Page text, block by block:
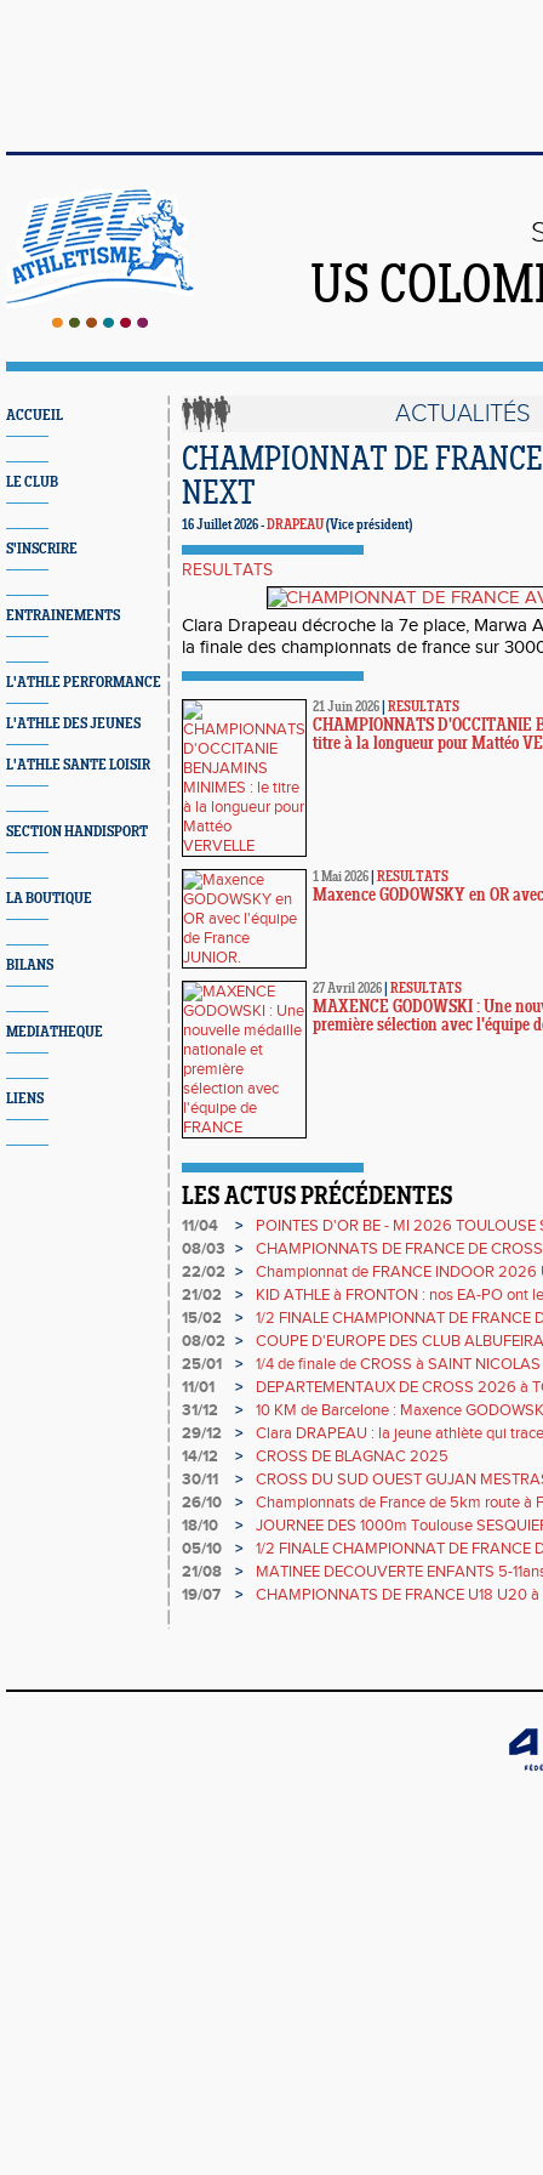
US
ACCUEIL
LE CLUB
S'INSCRIRE
ENTRAINEMENTS
L'ATHLE PERFORMANCE
L'ATHLE DES JEUNES
L'ATHLE SANTE LOISIR
SECTION HANDISPORT
LA BOUTIQUE
BILANS
MEDIATHEQUE
LIENS
ACTUALITÉS
CHAMPIONNAT DE
NEXT
16 Juillet 2026 -DRAPEAU(Vice président)
RESULTATS
Clara Drapeau décroche la 7e place, Marwa
la finale des championnats de france sur
21 Juin 2026 RESULTATS
CHAMPIONNATS D'OCCITANIE
titre à la longueur pour Mattéo
1 Mai 2026 RESULTATS
Maxence GODOWSKY en OR
27 Avril 2026 RESULTATS
MAXENCE GODOWSKI : Une
première sélection avec l'équipe
LES ACTUS PRÉCÉDENTES
11/04 >
POINTES D'OR BE - MI 2026 TOULOUSE
08/03 >
CHAMPIONNATS DE FRANCE DE
22/02 >
Championnat de FRANCE INDOOR 2026
21/02
>
KID ATHLE à FRONTON : nos EA-PO ont
15/02
>
1/2 FINALE CHAMPIONNAT DE FRANCE
08/02 >
COUPE D'EUROPE DES CLUB
par équipe avec le GTA
25/01 >
1/4 de finale de CROSS à SAINT
11/01
>
DEPARTEMENTAUX DE CROSS 2026 à
31/12
>
10 KM de Barcelone : Maxence
29/12
>
Clara DRAPEAU : la jeune athlète qui
14/12
>
CROSS DE BLAGNAC 2025
30/11
>
CROSS DU SUD OUEST GUJAN
26/10
>
Championnats de France de 5km route à
Clara DRAPEAU
18/10 >
JOURNEE DES 1000m Toulouse
05/10
>
1/2 FINALE CHAMPIONNAT DE FRANCE
21/08
>
MATINEE DECOUVERTE ENFANTS 5-
RUNNING le 13 SEPTEMBRE 10h-13h
19/07 > CHAMPIONNATS DE FRANCE U18 U20 à